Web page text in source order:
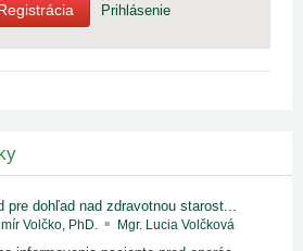
Prihlásenie
pre dohľad nad zdravotnou starost...
Volčko, PhD. Mgr. Lucia Volčková